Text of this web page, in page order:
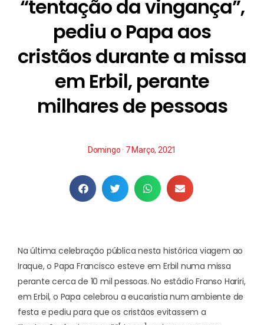
“tentação da vingança”,
pediu o Papa aos
cristãos durante a missa
em Erbil, perante
milhares de pessoas
Domingo · 7 Março, 2021
Na última celebração pública nesta histórica viagem ao
Iraque, o Papa Francisco esteve em Erbil numa missa
perante cerca de 10 mil pessoas. No estádio Franso Hariri,
em Erbil, o Papa celebrou a eucaristia num ambiente de
festa e pediu para que os cristãos evitassem a